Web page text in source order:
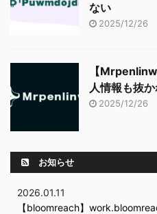
ない
2025/12/26
【
人情報も抜
2025/12/26
お知らせ
2026.01.11
【bloomreach】